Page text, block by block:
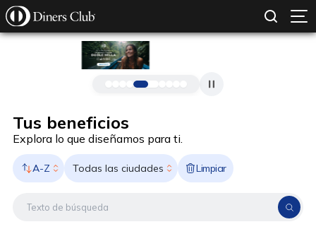
Pasar al contenido principal
Tus beneficios
Explora lo que diseñamos para ti.
A-Z Todas las ciudades Limpiar